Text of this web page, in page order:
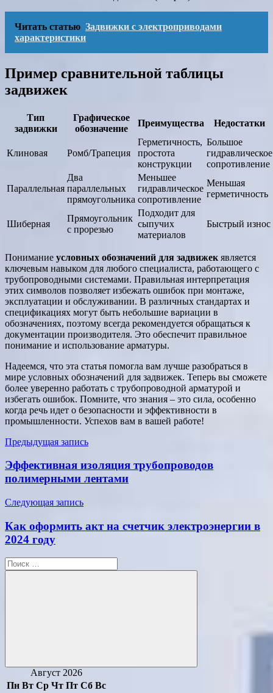
Читать статью Задвижки с электроприводами
характеристики
Пример сравнительной таблицы
задвижек
Тип
задвижки
Графическое
обозначение
Преимущества Недостатки
Клиновая Ромб/Трапеция
Герметичность,
простота
конструкции
Большое
гидравлическое
сопротивление
Параллельная
Два
параллельных
прямоугольника
Меньшее
гидравлическое
сопротивление
Меньшая
герметичность
Шиберная
Прямоугольник
с прорезью
Подходит для
сыпучих
материалов
Быстрый износ
Понимание условных обозначений для задвижек является
ключевым навыком для любого специалиста, работающего с
трубопроводными системами. Правильная интерпретация
этих символов позволяет избежать ошибок при монтаже,
эксплуатации и обслуживании. В различных стандартах и
спецификациях могут быть небольшие вариации в
обозначениях, поэтому всегда рекомендуется обращаться к
документации производителя. Это обеспечит правильное
понимание и использование арматуры.
Надеемся, что эта статья помогла вам лучше разобраться в
мире условных обозначений для задвижек. Теперь вы сможете
более уверенно работать с трубопроводной арматурой и
избегать ошибок. Помните, что знания – это сила, особенно
когда речь идет о безопасности и эффективности в
промышленности. Успехов вам в вашей работе!
Навигация
по
записям
Предыдущая запись
Эффективная изоляция трубопроводов
полимерными лентами
Следующая запись
Как оформить акт на счетчик электроэнергии в
2024 году
Поиск
для:
Поиск
Август 2026
Пн Вт Ср Чт Пт Сб Вс